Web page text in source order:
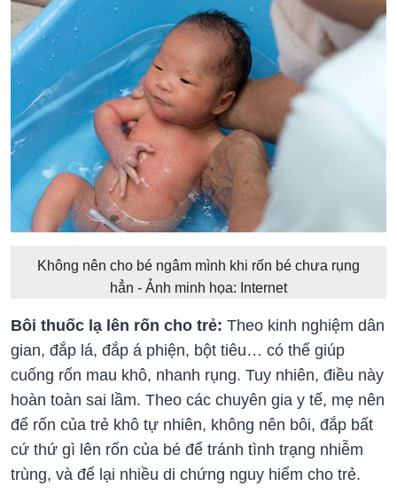
Không nên cho bé ngâm mình khi rốn bé chưa rụng
hẳn - Ảnh minh họa: Internet
Bôi thuốc lạ lên rốn cho trẻ: Theo kinh nghiệm dân
gian, đắp lá, đắp á phiện, bột tiêu… có thể giúp
cuống rốn mau khô, nhanh rụng. Tuy nhiên, điều này
hoàn toàn sai lầm. Theo các chuyên gia y tế, mẹ nên
để rốn của trẻ khô tự nhiên, không nên bôi, đắp bất
cứ thứ gì lên rốn của bé để tránh tình trạng nhiễm
trùng, và để lại nhiều di chứng nguy hiểm cho trẻ.